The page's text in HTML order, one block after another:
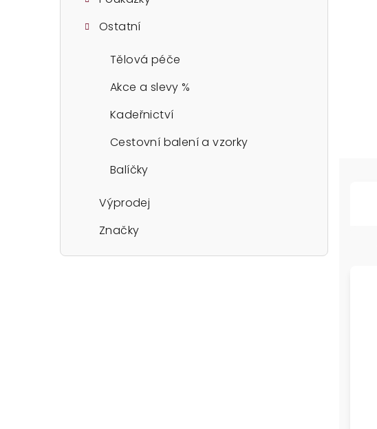
Ostatní
Tělová péče
Akce a slevy %
Kadeřnictví
Cestovní balení a vzorky
Balíčky
Výprodej
Značky